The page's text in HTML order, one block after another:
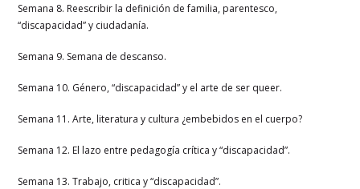
Semana 8. Reescribir la definición de familia, parentesco,
“discapacidad” y ciudadanía.
Semana 9. Semana de descanso.
Semana 10. Género, “discapacidad” y el arte de ser queer.
Semana 11. Arte, literatura y cultura ¿embebidos en el cuerpo?
Semana 12. El lazo entre pedagogía crítica y “discapacidad”.
Semana 13. Trabajo, critica y “discapacidad”.